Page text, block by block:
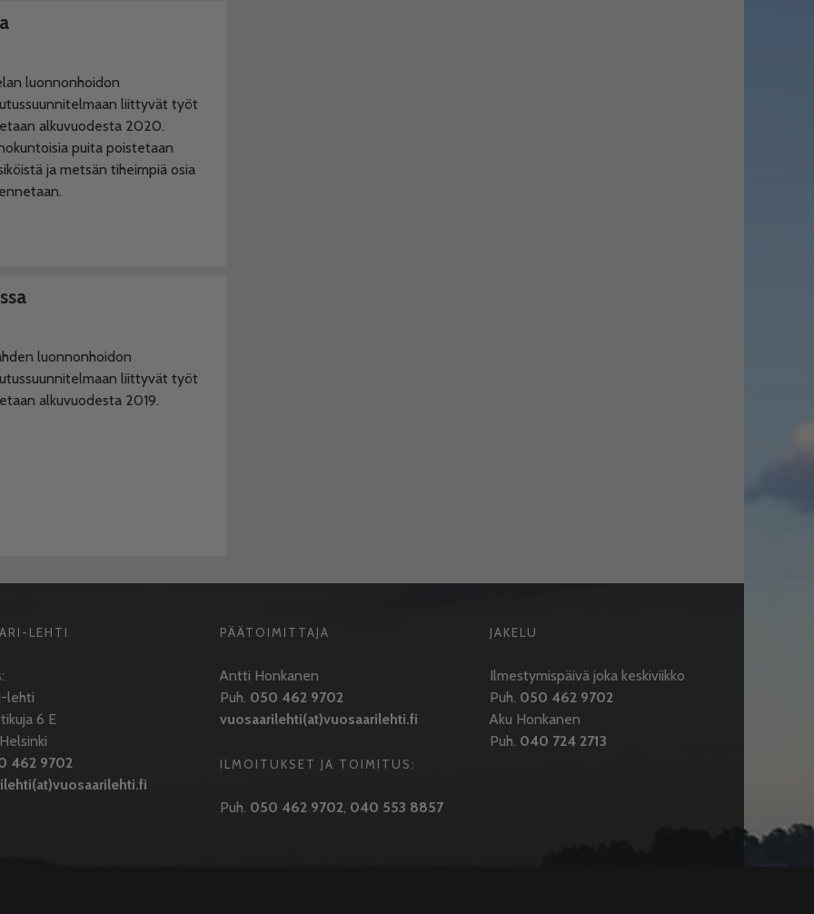
luonnonhoidon
liittyvät työt
alkuvuodesta 2020.
puita poistetaan
ja metsän tiheimpiä osia
luonnonhoidon
liittyvät työt
alkuvuodesta 2019.
LEHTI
lehti
6 E
462 9702
PÄÄTOIMITTAJA
Antti Honkanen
Puh. 050 462 9702
vuosaarilehti(at)vuosaarilehti.fi
ILMOITUKSET JA TOIMITUS:
Puh. 050 462 9702, 040 553 8857
JAKELU
Ilmestymispäivä joka keskiviikko
Puh. 050 462 9702
Aku Honkanen
Puh. 040 724 2713